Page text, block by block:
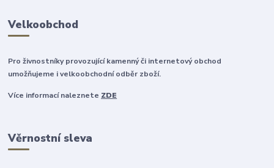
Velkoobchod
Pro živnostníky provozující kamenný či internetový obchod
umožňujeme i velkoobchodní odběr zboží.
Více informací naleznete ZDE
Věrnostní sleva